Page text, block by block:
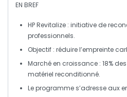
EN BREF
HP Revitalize : initiative de
professionnels.
Objectif : réduire l’empreinte
Marché en croissance : 18%
matériel reconditionné.
Le programme s’adresse aux